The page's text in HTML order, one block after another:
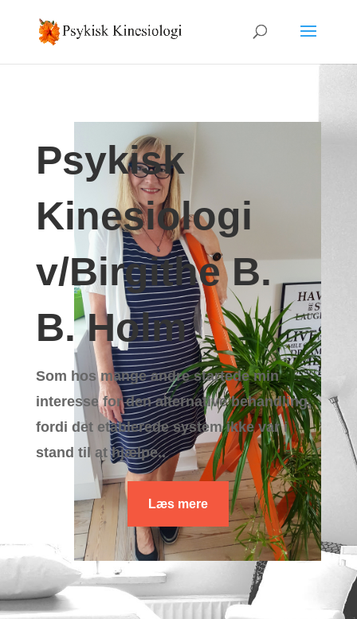
Psykisk
Kinesiologi
v/Birgithe B.
B. Holm
Som hos mange andre startede min
interesse for den alternative behandling,
fordi det etablerede system ikke var i
stand til at hjælpe..
Læs mere